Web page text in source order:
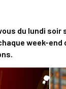
du lundi soir
week-